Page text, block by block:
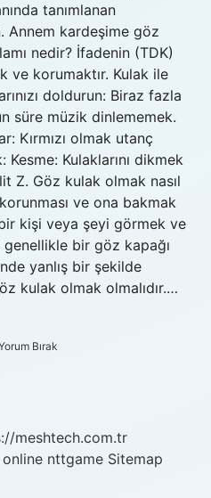
tanımlanan
Annem kardeşime göz
nedir? İfadenin (TDK)
ve korumaktır. Kulak ile
doldurun: Biraz fazla
süre müzik dinlememek.
Kırmızı olmak utanç
Kesme: Kulaklarını dikmek
Z. Göz kulak olmak nasıl
ve ona bakmak
kişi veya şeyi görmek ve
bir göz kapağı
yanlış bir şekilde
kulak olmak olmalıdır.…
Bırak
meshtech.com.tr
nttgame Sitemap